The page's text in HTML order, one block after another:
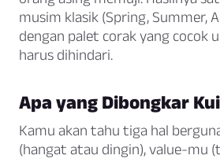
musim klasik (Spring, Summer,
dengan palet corak yang cocok
harus dihindari.
Apa yang Dibongkar
Kamu akan tahu tiga hal
(hangat atau dingin), value-mu